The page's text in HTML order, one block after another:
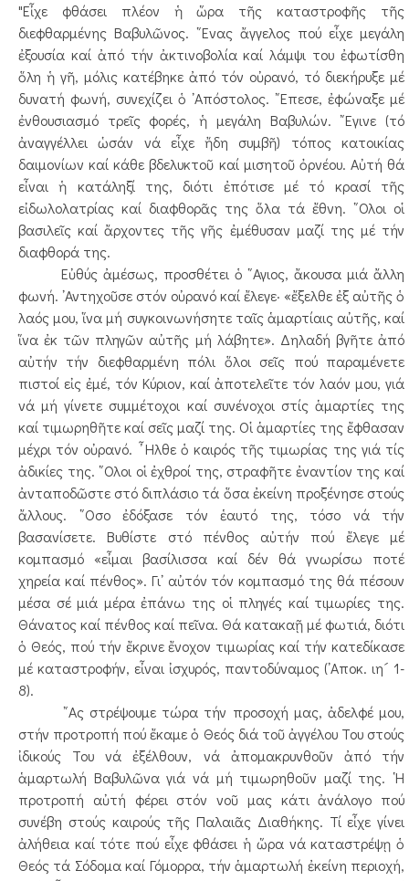
"Εἶχε φθάσει πλέον ἡ ὥρα τῆς καταστροφῆς τῆς
διεφθαρμένης Βαβυλῶνος. ῞Ενας ἄγγελος πού εἶχε μεγάλη
ἐξουσία καί ἀπό τήν ἀκτινοβολία καί λάμψι του ἐφωτίσθη
ὅλη ἡ γῆ, μόλις κατέβηκε ἀπό τόν οὐρανό, τό διεκήρυξε μέ
δυνατή φωνή, συνεχίζει ὁ ᾿Απόστολος. ῎Επεσε, ἐφώναξε μέ
ἐνθουσιασμό τρεῖς φορές, ἡ μεγάλη Βαβυλών. ῎Εγινε (τό
ἀναγγέλλει ὡσάν νά εἶχε ἤδη συμβῆ) τόπος κατοικίας
δαιμονίων καί κάθε βδελυκτοῦ καί μισητοῦ ὀρνέου. Αὐτή θά
εἶναι ἡ κατάληξί της, διότι ἐπότισε μέ τό κρασί τῆς
εἰδωλολατρίας καί διαφθορᾶς της ὅλα τά ἔθνη. ῞Ολοι οἱ
βασιλεῖς καί ἄρχοντες τῆς γῆς ἐμέθυσαν μαζί της μέ τήν
διαφθορά της.
Εὐθύς ἀμέσως, προσθέτει ὁ ῞Αγιος, ἄκουσα μιά ἄλλη
φωνή. ᾿Αντηχοῦσε στόν οὐρανό καί ἔλεγε· «ἔξελθε ἐξ αὐτῆς ὁ
λαός μου, ἵνα μή συγκοινωνήσητε ταῖς ἁμαρτίαις αὐτῆς, καί
ἵνα ἐκ τῶν πληγῶν αὐτῆς μή λάβητε». Δηλαδή βγῆτε ἀπό
αὐτήν τήν διεφθαρμένη πόλι ὅλοι σεῖς πού παραμένετε
πιστοί εἰς ἐμέ, τόν Κύριον, καί ἀποτελεῖτε τόν λαόν μου, γιά
νά μή γίνετε συμμέτοχοι καί συνένοχοι στίς ἁμαρτίες της
καί τιμωρηθῆτε καί σεῖς μαζί της. Οἱ ἁμαρτίες της ἔφθασαν
μέχρι τόν οὐρανό. ῏Ηλθε ὁ καιρός τῆς τιμωρίας της γιά τίς
ἀδικίες της. ῞Ολοι οἱ ἐχθροί της, στραφῆτε ἐναντίον της καί
ἀνταποδῶστε στό διπλάσιο τά ὅσα ἐκείνη προξένησε στούς
ἄλλους. ῞Οσο ἐδόξασε τόν ἑαυτό της, τόσο νά τήν
βασανίσετε. Βυθίστε στό πένθος αὐτήν πού ἔλεγε μέ
κομπασμό «εἶμαι βασίλισσα καί δέν θά γνωρίσω ποτέ
χηρεία καί πένθος». Γι᾿ αὐτόν τόν κομπασμό της θά πέσουν
μέσα σέ μιά μέρα ἐπάνω της οἱ πληγές καί τιμωρίες της.
Θάνατος καί πένθος καί πεῖνα. Θά κατακαῇ μέ φωτιά, διότι
ὁ Θεός, πού τήν ἔκρινε ἔνοχον τιμωρίας καί τήν κατεδίκασε
μέ καταστροφήν, εἶναι ἰσχυρός, παντοδύναμος (᾿Αποκ. ιη´ 1-
8).
῎Ας στρέψουμε τώρα τήν προσοχή μας, ἀδελφέ μου,
στήν προτροπή πού ἔκαμε ὁ Θεός διά τοῦ ἀγγέλου Του στούς
ἰδικούς Του νά ἐξέλθουν, νά ἀπομακρυνθοῦν ἀπό τήν
ἁμαρτωλή Βαβυλῶνα γιά νά μή τιμωρηθοῦν μαζί της. ῾Η
προτροπή αὐτή φέρει στόν νοῦ μας κάτι ἀνάλογο πού
συνέβη στούς καιρούς τῆς Παλαιᾶς Διαθήκης. Τί εἶχε γίνει
ἀλήθεια καί τότε πού εἶχε φθάσει ἡ ὥρα νά καταστρέψῃ ὁ
Θεός τά Σόδομα καί Γόμορρα, τήν ἁμαρτωλή ἐκείνη περιοχή,